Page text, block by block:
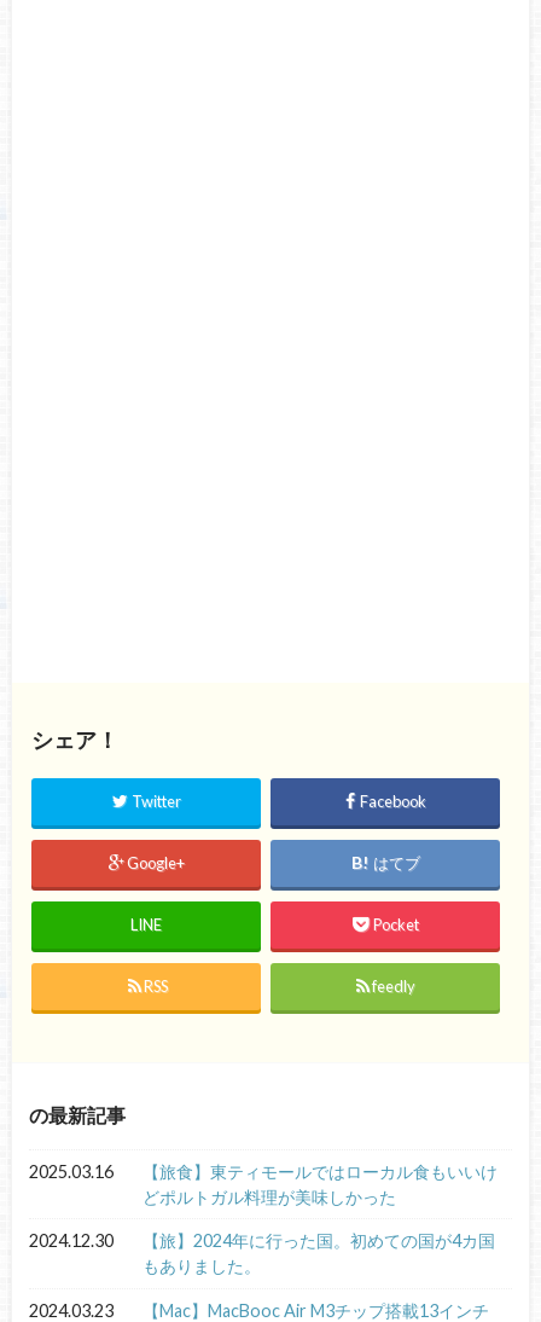
シェア！
Twitter Facebook
Google+ はてブ
LINE Pocket
RSS feedly
の最新記事
2025.03.16
【旅食】東ティモールではローカル食もいいけ
どポルトガル料理が美味しかった
2024.12.30
【旅】2024年に行った国。初めての国が4カ国
もありました。
2024.03.23
【Mac】MacBooc Air M3チップ搭載13インチ